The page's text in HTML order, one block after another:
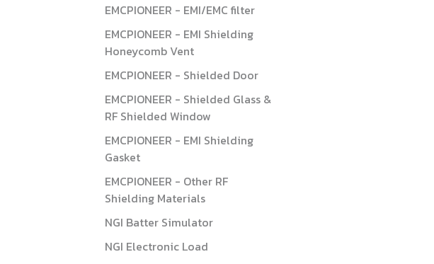
EMCPIONEER - EMI/EMC filter
EMCPIONEER - EMI Shielding
Honeycomb Vent
EMCPIONEER - Shielded Door
EMCPIONEER - Shielded Glass &
RF Shielded Window
EMCPIONEER - EMI Shielding
Gasket
EMCPIONEER - Other RF
Shielding Materials
NGI Batter Simulator
NGI Electronic Load